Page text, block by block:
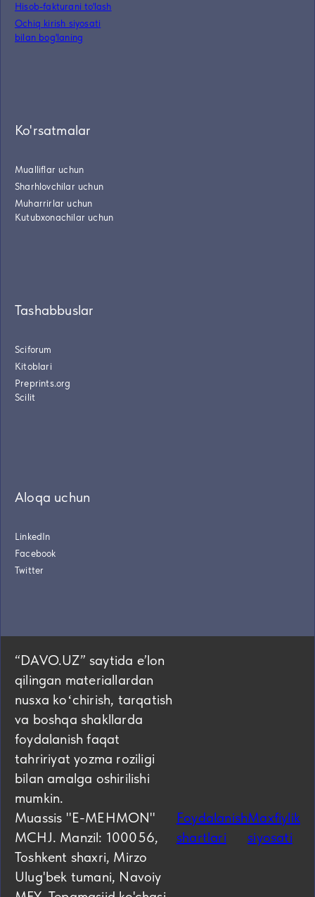
Hisob-fakturani to'lash
Ochiq kirish siyosati
bilan bog'laning
Ko'rsatmalar
Mualliflar uchun
Sharhlovchilar uchun
Muharrirlar uchun
Kutubxonachilar uchun
Tashabbuslar
Sciforum
Kitoblari
Preprints.org
Scilit
Aloqa uchun
LinkedIn
Facebook
Twitter
“DAVO.UZ” saytida eʼlon
qilingan materiallardan
nusxa koʻchirish, tarqatish
va boshqa shakllarda
foydalanish faqat
tahririyat yozma roziligi
bilan amalga oshirilishi
mumkin.
Muassis "E-MEHMON"
MCHJ. Manzil: 100056,
Toshkent shaxri, Mirzo
Ulug'bek tumani, Navoiy
Foydalanish
shartlari
Maxfiylik
siyosati